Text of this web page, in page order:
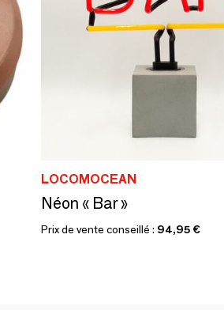
LOCOMOCEAN
Néon « Bar »
Prix de vente conseillé : 94,95 €